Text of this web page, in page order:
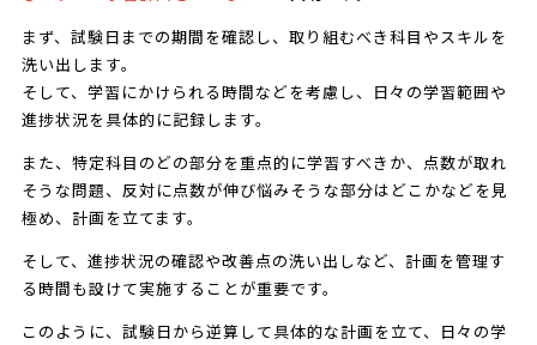
まず、試験日までの期間を確認し、取り組むべき科目やスキルを
洗い出します。
そして、学習にかけられる時間などを考慮し、日々の学習範囲や
進捗状況を具体的に記録します。
また、特定科目のどの部分を重点的に学習すべきか、点数が取れ
そうな問題、反対に点数が伸び悩みそうな部分はどこかなどを見
極め、計画を立てます。
そして、進捗状況の確認や改善点の洗い出しなど、計画を管理す
る時間も設けて実施することが重要です。
このように、試験日から逆算して具体的な計画を立て、日々の学